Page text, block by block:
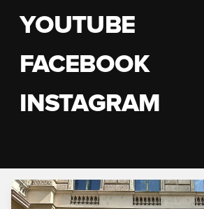
YOUTUBE
FACEBOOK
INSTAGRAM